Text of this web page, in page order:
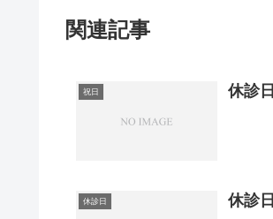
関連記事
祝日 休診日
休診日 休診日